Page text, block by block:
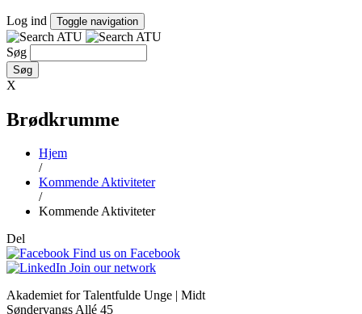
Log ind Toggle navigation
Søg
X
Brødkrumme
Hjem
/
Kommende Aktiviteter
/
Kommende Aktiviteter
Del
Find us on Facebook
Join our network
Akademiet for Talentfulde Unge | Midt
Søndervangs Allé 45